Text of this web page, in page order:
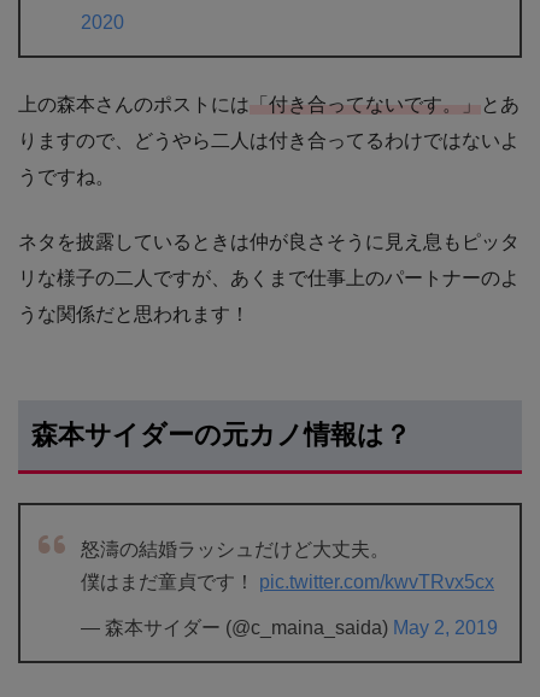
2020
上の森本さんのポストには 「付き合ってないです。」
とあ
りますので、どうやら二人は付き合ってるわけではないよ
うですね。
ネタを披露しているときは仲が良さそうに見え息もピッタ
リな様子の二人ですが、あくまで仕事上のパートナーのよ
うな関係だと思われます！
森本サイダーの元カノ情報は？
怒濤の結婚ラッシュだけど大丈夫。
僕はまだ童貞です！ pic.twitter.com/kwvTRvx5cx
— 森本サイダー (@c_maina_saida) May 2, 2019